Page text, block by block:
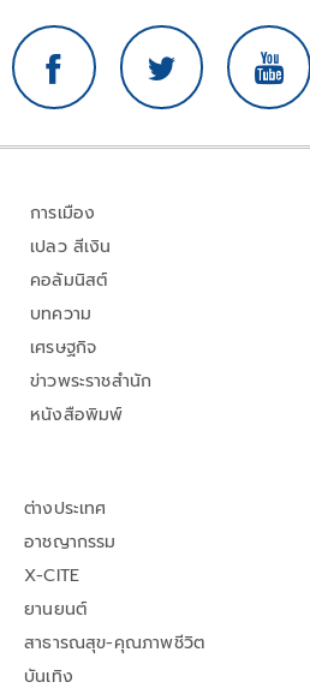
การเมือง
เปลว สีเงิน
คอลัมนิสต์
บทความ
เศรษฐกิจ
ข่าวพระราชสำนัก
หนังสือพิมพ์
ต่างประเทศ
อาชญากรรม
X-CITE
ยานยนต์
สาธารณสุข-คุณภาพชีวิต
บันเทิง